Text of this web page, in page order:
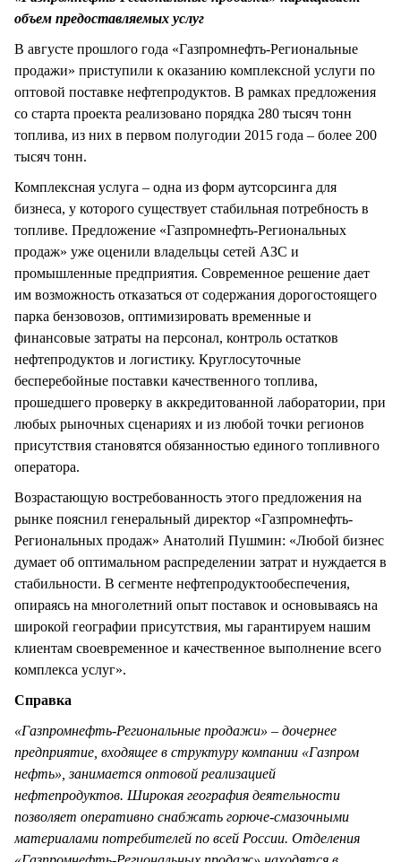
объем предоставляемых услуг
В августе прошлого года «Газпромнефть-Региональные
продажи» приступили к оказанию комплексной услуги по
оптовой поставке нефтепродуктов. В рамках предложения
со старта проекта реализовано порядка 280 тысяч тонн
топлива, из них в первом полугодии 2015 года – более 200
тысяч тонн.
Комплексная услуга – одна из форм аутсорсинга для
бизнеса, у которого существует стабильная потребность в
топливе. Предложение «Газпромнефть-Региональных
продаж» уже оценили владельцы сетей АЗС и
промышленные предприятия. Современное решение дает
им возможность отказаться от содержания дорогостоящего
парка бензовозов, оптимизировать временные и
финансовые затраты на персонал, контроль остатков
нефтепродуктов и логистику. Круглосуточные
бесперебойные поставки качественного топлива,
прошедшего проверку в аккредитованной лаборатории, при
любых рыночных сценариях и из любой точки регионов
присутствия становятся обязанностью единого топливного
оператора.
Возрастающую востребованность этого предложения на
рынке пояснил генеральный директор «Газпромнефть-
Региональных продаж» Анатолий Пушмин: «Любой бизнес
думает об оптимальном распределении затрат и нуждается в
стабильности. В сегменте нефтепродуктообеспечения,
опираясь на многолетний опыт поставок и основываясь на
широкой географии присутствия, мы гарантируем нашим
клиентам своевременное и качественное выполнение всего
комплекса услуг».
Справка
«Газпромнефть-Региональные продажи» – дочернее
предприятие, входящее в структуру компании «Газпром
нефть», занимается оптовой реализацией
нефтепродуктов. Широкая география деятельности
позволяет оперативно снабжать горюче-смазочными
материалами потребителей по всей России. Отделения